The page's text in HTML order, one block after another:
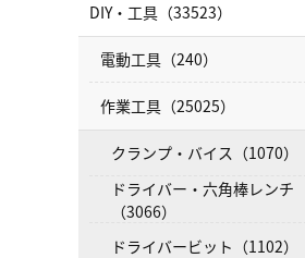
DIY・工具（33523）
電動工具（240）
作業工具（25025）
クランプ・バイス（1070）
ドライバー・六角棒レンチ
（3066）
ドライバービット（1102）